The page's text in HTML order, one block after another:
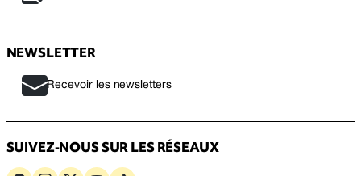
NEWSLETTER
Recevoir les newsletters
SUIVEZ-NOUS SUR LES RÉSEAUX